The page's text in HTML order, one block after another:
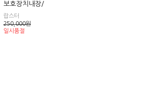
보호장치내장/
랍스터
250,000원
일시품절